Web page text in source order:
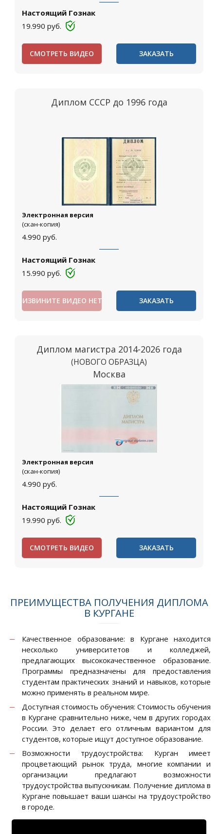
Настоящий Гознак
19.990 руб.
СМОТРЕТЬ ВИДЕО ЗАКАЗАТЬ
Диплом СССР до 1996 года
Электронная версия
(скан-копия)
4.990 руб.
Настоящий Гознак
15.990 руб.
ИЗВИНИТЕ ВИДЕО НЕТ ЗАКАЗАТЬ
Диплом магистра 2014-2026 года
(НОВОГО ОБРАЗЦА)
Москва
Электронная версия
(скан-копия)
4.990 руб.
Настоящий Гознак
19.990 руб.
СМОТРЕТЬ ВИДЕО ЗАКАЗАТЬ
ПРЕИМУЩЕСТВА ПОЛУЧЕНИЯ ДИПЛОМА
В КУРГАНЕ
Качественное образование: в Кургане находится
несколько университетов и колледжей,
предлагающих высококачественное образование.
Программы предназначены для предоставления
студентам практических знаний и навыков, которые
можно применять в реальном мире.
Доступная стоимость обучения: Стоимость обучения
в Кургане сравнительно ниже, чем в других городах
России. Это делает его отличным вариантом для
студентов, которые ищут доступное образование.
Возможности трудоустройства: Курган имеет
процветающий рынок труда, многие компании и
организации предлагают возможности
трудоустройства выпускникам. Получение диплома в
Кургане повышает ваши шансы на трудоустройство
в городе.